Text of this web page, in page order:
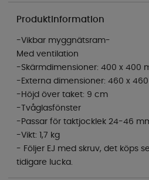
Produktinformation
-Vikbar myggnätsram-
Med ventilation
-Skärmdimensioner: 400 x 400
-Externa dimensioner: 460 x
-Höjd över taket: 9 cm
-Tvåglasfönster
-Passar för taktjocklek 24-46
-Vikt: 1,7 kg
- Följer EJ med skruv, det köps
tidigare lucka.